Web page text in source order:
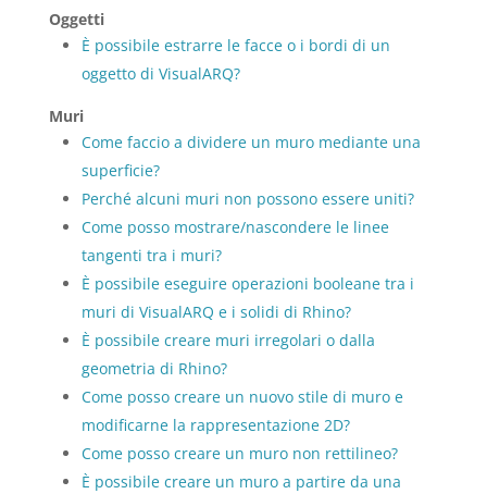
Oggetti
È possibile estrarre le facce o i bordi di un
oggetto di VisualARQ?
Muri
Come faccio a dividere un muro mediante una
superficie?
Perché alcuni muri non possono essere uniti?
Come posso mostrare/nascondere le linee
tangenti tra i muri?
È possibile eseguire operazioni booleane tra i
muri di VisualARQ e i solidi di Rhino?
È possibile creare muri irregolari o dalla
geometria di Rhino?
Come posso creare un nuovo stile di muro e
modificarne la rappresentazione 2D?
Come posso creare un muro non rettilineo?
È possibile creare un muro a partire da una